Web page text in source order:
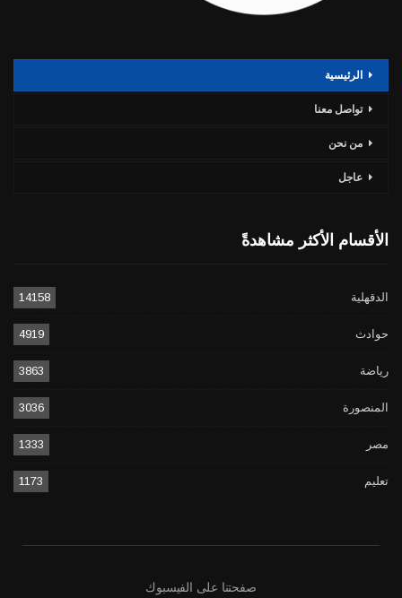
الرئيسية
تواصل معنا
من نحن
عاجل
الأقسام الأكثر مشاهدةً
الدقهلية 14158
حوادث 4919
رياضة 3863
المنصورة 3036
مصر 1333
تعليم 1173
صفحتنا على الفيسبوك